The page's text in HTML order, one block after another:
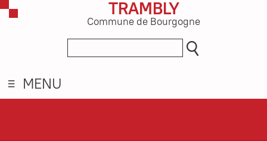
TRAMBLY
Commune de Bourgogne
MENU